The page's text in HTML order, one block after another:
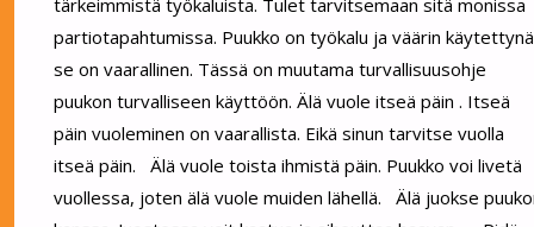
partiotapahtumissa. Puukko on työkalu ja väärin käytettynä
se on vaarallinen. Tässä on muutama turvallisuusohje
puukon turvalliseen käyttöön. Älä vuole itseä päin . Itseä
päin vuoleminen on vaarallista. Eikä sinun tarvitse vuolla
itseä päin. Älä vuole toista ihmistä päin. Puukko voi livetä
vuollessa, joten älä vuole muiden lähellä. Älä juokse